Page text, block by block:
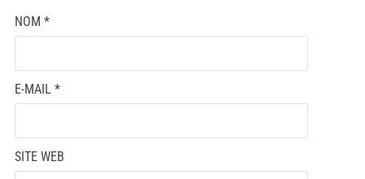
NOM *
E-MAIL *
SITE WEB